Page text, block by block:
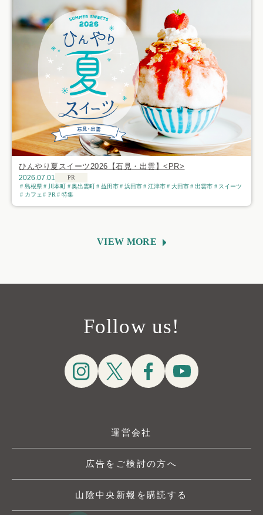
ひんやり夏スイーツ2026【石見・出雲】<PR>
2026.07.01
PR
島根県
川本町 奥出雲町 益田市 浜田市 江津市 大田市 出雲市
スイーツ
カフェ
PR 特集
VIEW MORE
Follow us!
運営会社
広告をご検討の方へ
山陰中央新報を購読する